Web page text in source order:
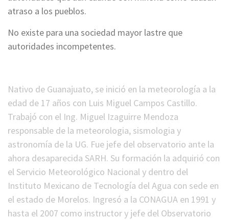
atraso a los pueblos.
No existe para una sociedad mayor lastre que
autoridades incompetentes.
Nativo de Guanajuato, se inició en la meteorología a la
edad de 17 años con Luis Miguel Campos Castillo.
Trabajó con el Ing. Miguel Izaguirre Mendoza
responsable de la meteorologia, sismologia y
astronomía de la UG. Fue jefe del observatorio ante la
ahora desaparecida SARH. Su formación la adquirió con
el Servicio Meteorológico Nacional y dentro del
Instituto Mexicano de Tecnología del Agua con sede en
el estado de Morelos. Ingresó a la CONAGUA en 1991 y
hasta el 2007 como instructor y jefe del Observatorio